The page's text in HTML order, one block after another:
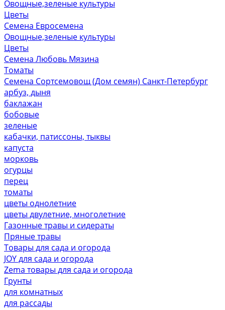
Овощные,зеленые культуры
Цветы
Семена Евросемена
Овощные,зеленые культуры
Цветы
Семена Любовь Мязина
Томаты
Семена Сортсемовощ (Дом семян) Санкт-Петербург
арбуз, дыня
баклажан
бобовые
зеленые
кабачки, патиссоны, тыквы
капуста
морковь
огурцы
перец
томаты
цветы однолетние
цветы двулетние, многолетние
Газонные травы и сидераты
Пряные травы
Товары для сада и огорода
JOY для сада и огорода
Zema товары для сада и огорода
Грунты
для комнатных
для рассады